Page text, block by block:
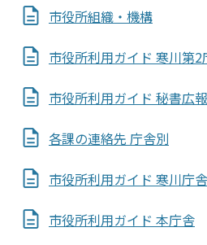
市役所組織・機構
市役所利用ガイド 寒川第2
市役所利用ガイド 秘書広
各課の連絡先 庁舎別
市役所利用ガイド 寒川庁舎
市役所利用ガイド 本庁舎